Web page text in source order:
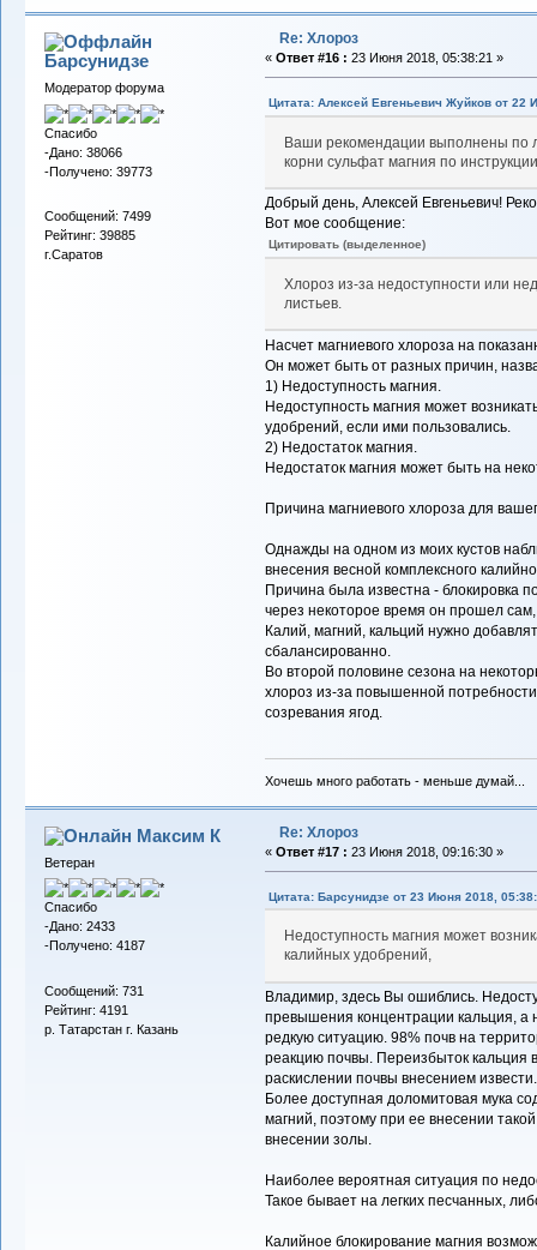
Барсунидзе
Модератор форума
Спасибо
-Дано: 38066
-Получено: 39773
Сообщений: 7499
Рейтинг: 39885
г.Саратов
Re: Хлороз
« Ответ #16 : 23 Июня 2018, 05:38:21 »
Цитата: Алексей Евгеньевич Жуйков от 22
Ваши рекомендации выполнены по
корни сульфат магния по
Добрый день, Алексей Евгеньевич!
Вот мое сообщение:
Цитировать (выделенное)
Хлороз из-за недоступности или
листьев.
Насчет магниевого хлороза на
Он может быть от разных причин,
1) Недоступность магния.
Недоступность магния может
удобрений, если ими пользовались.
2) Недостаток магния.
Недостаток магния может быть на
Причина магниевого хлороза для
Однажды на одном из моих кустов
внесения весной комплексного
Причина была известна - блокировка
через некоторое время он прошел
Калий, магний, кальций нужно
сбалансированно.
Во второй половине сезона на
хлороз из-за повышенной
созревания ягод.
Хочешь много работать - меньше думай...
Максим К
Ветеран
Спасибо
-Дано: 2433
-Получено: 4187
Сообщений: 731
Рейтинг: 4191
р. Татарстан г. Казань
Re: Хлороз
« Ответ #17 : 23 Июня 2018, 09:16:30 »
Цитата: Барсунидзе от 23 Июня 2018,
Недоступность магния может
калийных удобрений,
Владимир, здесь Вы ошиблись.
превышения концентрации кальция, а
редкую ситуацию. 98% почв на
реакцию почвы. Переизбыток кальция
раскислении почвы внесением извести.
Более доступная доломитовая мука
магний, поэтому при ее внесении
внесении золы.
Наиболее вероятная ситуация по
Такое бывает на легких песчанных,
Калийное блокирование магния